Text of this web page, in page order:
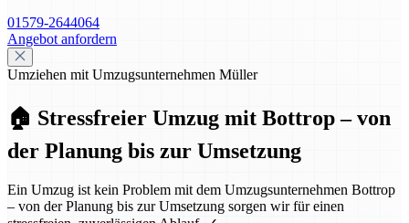
01579-2644064
Angebot anfordern
Umziehen mit Umzugsunternehmen Müller
🏠 Stressfreier Umzug mit Bottrop – von
der Planung bis zur Umsetzung
Ein Umzug ist kein Problem mit dem Umzugsunternehmen Bottrop
– von der Planung bis zur Umsetzung sorgen wir für einen